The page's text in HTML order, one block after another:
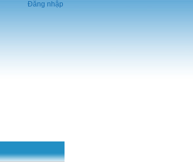
Đăng nhập